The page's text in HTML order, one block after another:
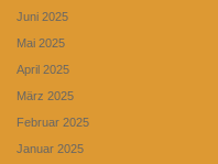
Juni 2025
Mai 2025
April 2025
März 2025
Februar 2025
Januar 2025